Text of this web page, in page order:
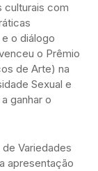
culturais com
o diálogo
o Prêmio
de Arte) na
Sexual e
ganhar o
Variedades
apresentação